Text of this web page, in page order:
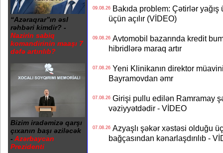
“Azəraqrar”ın əsl
rəhbəri kimdir? -
Nazirin sabiq
komandirinin maaşı 7
dəfə artırılıb?
Bizim iradəmizə qarşı
çıxanın başı əziləcək
- Azərbaycan
Prezidenti
09.08.26Bakıda problem: Çətirlər
üçün açılır (VİDEO)
09.08.26Avtomobil bazarında kredit
hibridlərə maraq artır
07.08.26Yeni Klinikanın direktor müavini
Bayramovdan əmr
07.08.26Girişi pullu edilən Ramramay
vəziyyətdədir - VİDEO
07.08.26Azyaşlı şəkər xəstəsi olduğu
bağçasından kənarlaşdırılıb -